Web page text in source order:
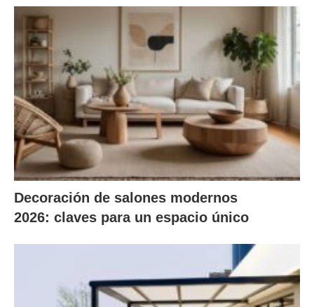
Decoración de salones modernos
2026: claves para un espacio único